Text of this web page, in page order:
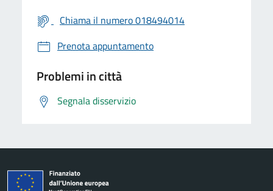
Chiama il numero 018494014
Prenota appuntamento
Problemi in città
Segnala disservizio